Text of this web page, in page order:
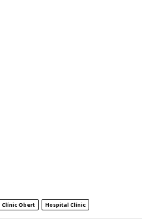
Clínic Obert Hospital Clínic